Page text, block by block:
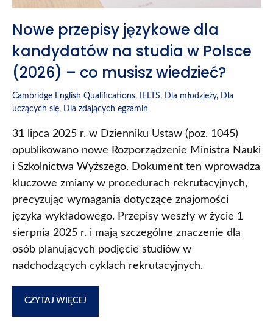
Nowe przepisy językowe dla
kandydatów na studia w Polsce
(2026) – co musisz wiedzieć?
Cambridge English Qualifications, IELTS, Dla młodzieży, Dla
uczących się, Dla zdających egzamin
31 lipca 2025 r. w Dzienniku Ustaw (poz. 1045)
opublikowano nowe Rozporządzenie Ministra Nauki
i Szkolnictwa Wyższego. Dokument ten wprowadza
kluczowe zmiany w procedurach rekrutacyjnych,
precyzując wymagania dotyczące znajomości
języka wykładowego. Przepisy weszły w życie 1
sierpnia 2025 r. i mają szczególne znaczenie dla
osób planujących podjęcie studiów w
nadchodzących cyklach rekrutacyjnych.
CZYTAJ WIĘCEJ